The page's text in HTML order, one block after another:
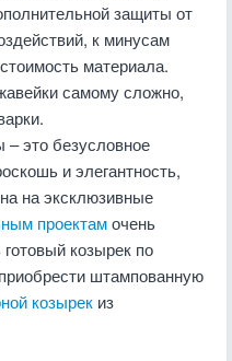
защиты от
к минусам
материала.
самому сложно,
это безусловное
и элегантность,
на эксклюзивные
проектамочень
козырек по
штампованную
козырек из